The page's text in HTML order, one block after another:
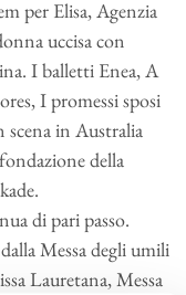
per Elisa, Agenzia
uccisa con
I balletti Enea, A
I promessi sposi
scena in Australia
della
di pari passo.
Messa degli umili
Lauretana, Messa